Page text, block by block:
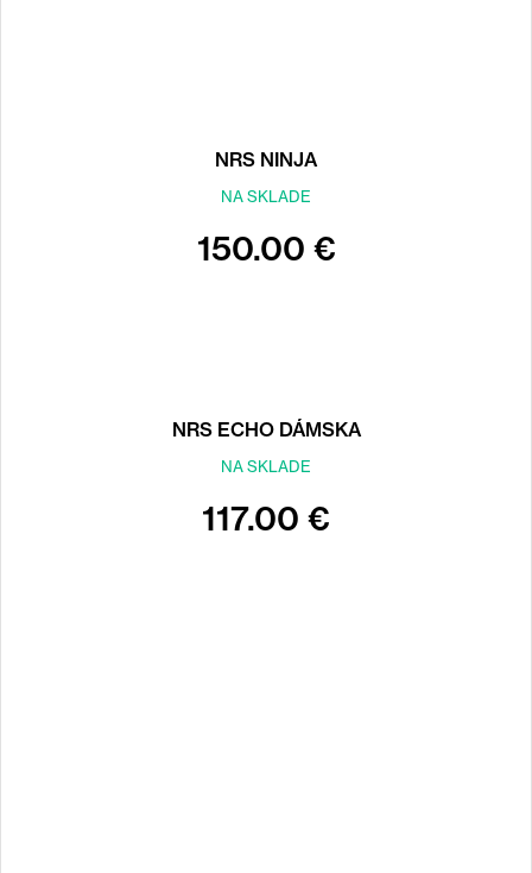
NRS NINJA
NA SKLADE
150.00 €
NRS ECHO DÁMSKA
NA SKLADE
117.00 €